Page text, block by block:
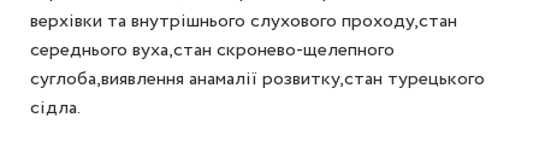
верхівки та внутрішнього слухового проходу,стан
середнього вуха,стан скронево-щелепного
суглоба,виявлення анамалії розвитку,стан турецького
сідла.